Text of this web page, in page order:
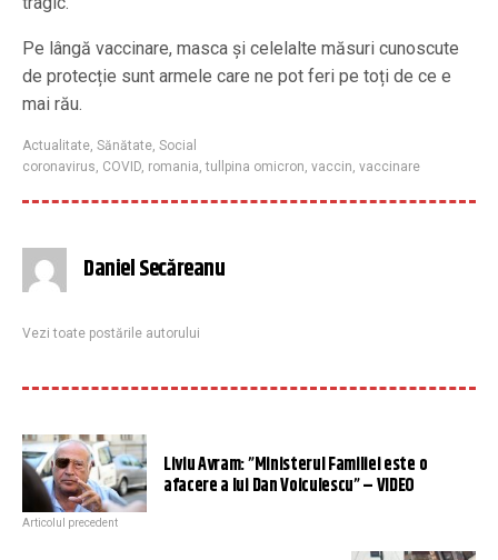
Pe lângă vaccinare, masca și celelalte măsuri cunoscute
de protecție sunt armele care ne pot feri pe toți de ce e
mai rău.
Actualitate, Sănătate, Social
coronavirus, COVID, romania,tullpina omicron, vaccin, vaccinare
Daniel Secăreanu
Vezi toate postările autorului
Liviu Avram: ”Ministerul Familiei este o
afacere a lui Dan Voiculescu” – VIDEO
Articolul precedent